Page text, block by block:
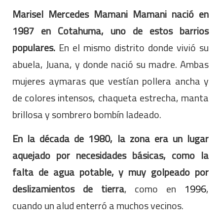
Marisel Mercedes Mamani Mamani nació en
1987 en Cotahuma, uno de estos barrios
populares. En el mismo distrito donde vivió su
abuela, Juana, y donde nació su madre. Ambas
mujeres aymaras que vestían pollera ancha y
de colores intensos, chaqueta estrecha, manta
brillosa y sombrero bombín ladeado.
En la década de 1980, la zona era un lugar
aquejado por necesidades básicas, como la
falta de agua potable, y muy golpeado por
deslizamientos de tierra, como en 1996,
cuando un alud enterró a muchos vecinos.